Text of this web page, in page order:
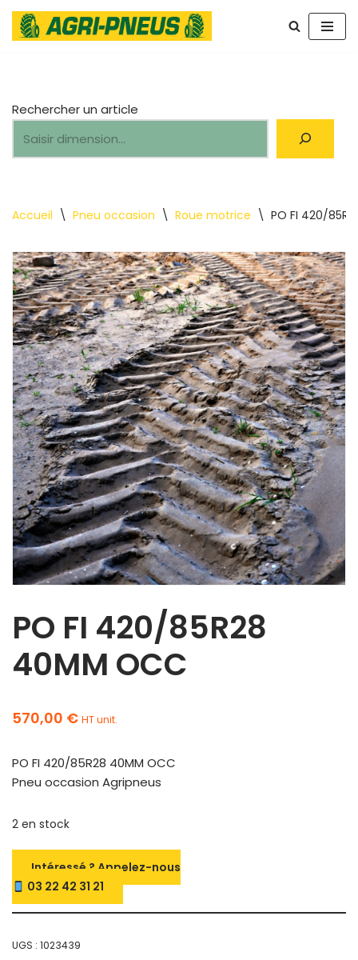
Aller
Accueil \ Pneu occasion \ Roue motrice \ PO FI 420/
PO FI 420/85R28
40MM OCC
570,00 € HT unit.
PO FI 420/85R28 40MM OCC
Pneu occasion Agripneus
2 en stock
Intéressé ? Appelez-nous
03 22 42 31 21
UGS : 1023439
Rechercher un article